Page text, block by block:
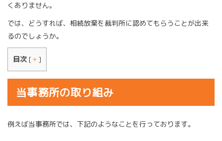
くありません。
では、どうすれば、相続放棄を裁判所に認めてもらうことが出来
るのでしょうか。
目次 [＋ ]
当事務所の取り組み
例えば当事務所では、下記のようなことを行っております。